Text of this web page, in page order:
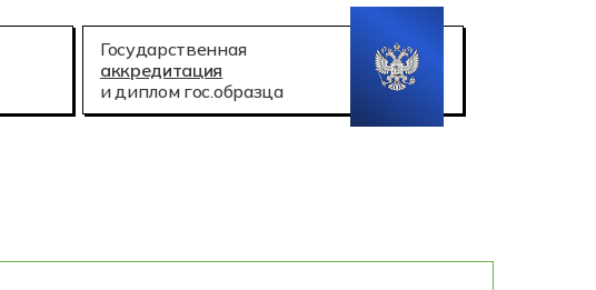
Государственная
аккредитация
и диплом гос.образца